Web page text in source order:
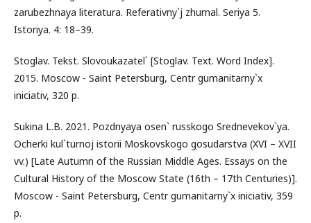
zarubezhnaya literatura. Referativny`j zhurnal. Seriya 5.
Istoriya. 4: 18–39.
Stoglav. Tekst. Slovoukazatel` [Stoglav. Text. Word Index].
2015. Moscow - Saint Petersburg, Centr gumanitarny`x
iniciativ, 320 p.
Sukina L.B. 2021. Pozdnyaya osen` russkogo Srednevekov`ya.
Ocherki kul`turnoj istorii Moskovskogo gosudarstva (XVI – XVII
vv.) [Late Autumn of the Russian Middle Ages. Essays on the
Cultural History of the Moscow State (16th – 17th Centuries)].
Moscow - Saint Petersburg, Centr gumanitarny`x iniciativ, 359
p.